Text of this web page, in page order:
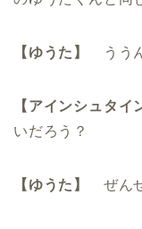
【ゆうた】 うう
【アインシュタ
いだろう？
【ゆうた】 ぜん